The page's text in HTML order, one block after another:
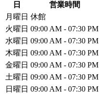
日
営業時間
月曜日 休館
火曜日 09:00 AM - 07:30 PM
水曜日 09:00 AM - 07:30 PM
木曜日 09:00 AM - 07:30 PM
金曜日 09:00 AM - 07:30 PM
土曜日 09:00 AM - 07:30 PM
日曜日 09:00 AM - 07:30 PM